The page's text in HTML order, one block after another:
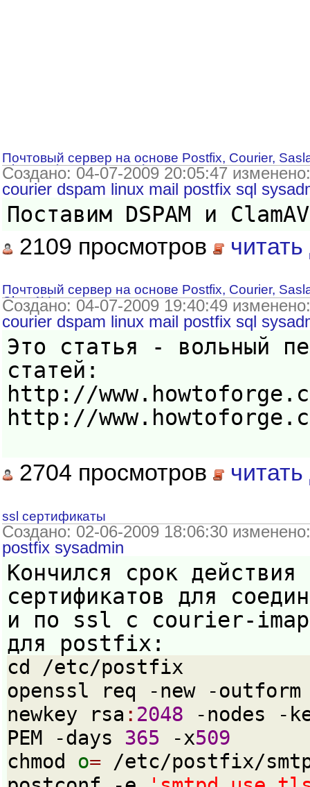
Почтовый сервер на основе Postfix, Courier,
ClamAV (продолжение)
Создано: 04-07-2009 20:05:47
courier dspam linux mail postfix sql
Поставим DSPAM и ClamAV
2109 просмотров
Почтовый сервер на основе Postfix, Courier,
ClamAV
Создано: 04-07-2009 19:40:49
courier dspam linux mail postfix sql
Это статья - вольный
статей:
http://
http://
2704 просмотров
ssl сертификаты
Создано: 02-06-2009 18:06:30
postfix sysadmin
Кончился срок действия
сертификатов для
и по ssl с courier-
для postfix:
cd /etc/postfix
openssl req -new -outform
newkey rsa : 2048 -nodes -
PEM -days 365 -x509
chmod o= /etc/postfix/